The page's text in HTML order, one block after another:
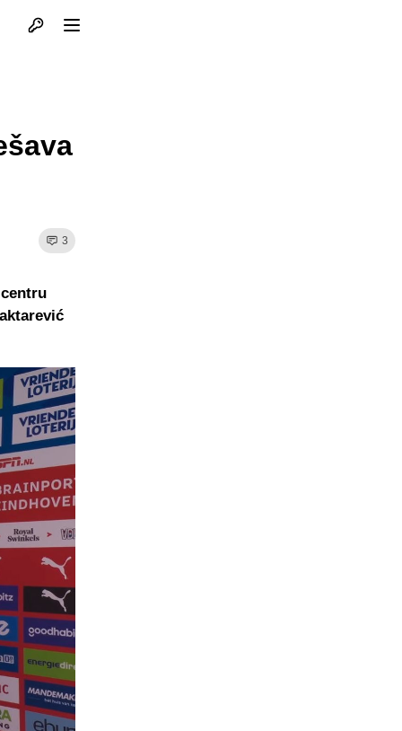
Otvori profil
3